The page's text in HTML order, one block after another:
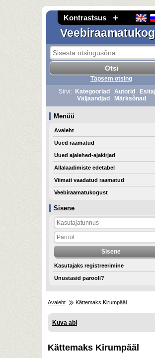
Kontrastsus
Sisene
Kasutajaks registreerimine
Unustasid parooli?
Täpsem otsing
Sirvi:
Kategooriad Autorid
Väljaandjad
Märksõnad
Menüü
Avaleht
Uued raamatud
Uued ajalehed-ajakirjad
Allalaadimiste edetabel
Viimati vaadatud raamatud
Veebiraamatukogust
Avaleht Kättemaks Kirumpääl
Kuva abi
Kättemaks Kirumpääl